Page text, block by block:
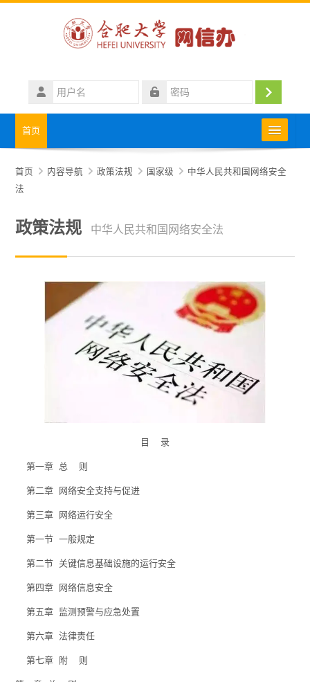
户
名
码
登
录
首页
中心概况
用户指南
相关下载
首页 内容导航 政策法规 国家级
中华人民共和国网络安全
法
政策法规 中华人民共和国网络安全法
目 录
第一章 总 则
第二章 网络安全支持与促进
第三章 网络运行安全
第一节 一般规定
第二节 关键信息基础设施的运行安全
第四章 网络信息安全
第五章 监测预警与应急处置
第六章 法律责任
第七章 附 则